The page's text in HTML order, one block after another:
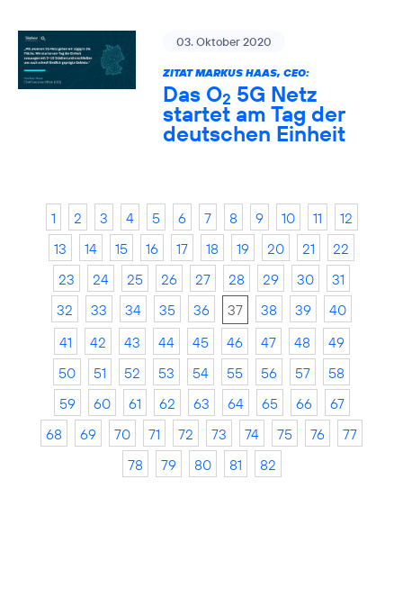
03. Oktober 2020
ZITAT MARKUS HAAS, CEO:
Das O2 5G Netz
startet am Tag der
deutschen Einheit
1 2 3 4 5 6 7 8 9 10 11
12
13
14 15 16 17 18 19 20 21
22
23
24 25 26 27 28 29 30
31
32
33 34 35 36 37 38 39
40
41
42 43 44 45 46 47 48
49
50
51 52 53 54 55 56 57
58
59
60 61 62 63 64 65 66
67
68
69 70 71 72 73 74 75 76
77
78
79 80 81 82